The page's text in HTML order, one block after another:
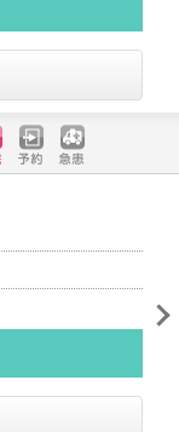
予約 急患